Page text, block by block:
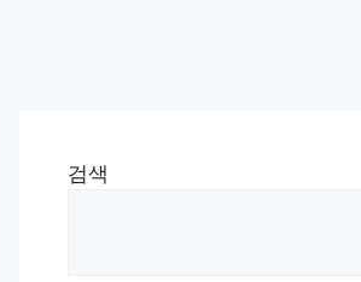
검색